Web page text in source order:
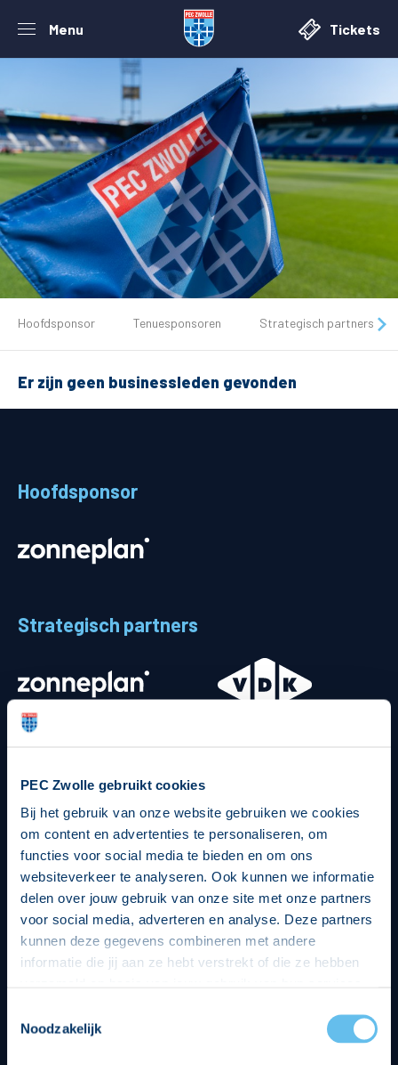
PEC Zwolle gebruikt cookies
Bij het gebruik van onze website gebruiken we cookies
om content en advertenties te personaliseren, om
functies voor social media te bieden en om ons
websiteverkeer te analyseren. Ook kunnen we informatie
delen over jouw gebruik van onze site met onze partners
voor social media, adverteren en analyse. Deze partners
kunnen deze gegevens combineren met andere
informatie die jij aan ze hebt verstrekt of die ze hebben
op een veilige en integere wijze. Je kunt je toestemming
beheren op de privacy- en cookieverklaring pagina.
Noodzakelijk
Menu Tickets
De club
Tickets
Matchdays
Supporters
MVO & Regio
Fanshop
Hoofdsponsor Tenuesponsoren Strategisch partners
Er zijn geen businessleden gevonden
Hoofdsponsor
Strategisch partners